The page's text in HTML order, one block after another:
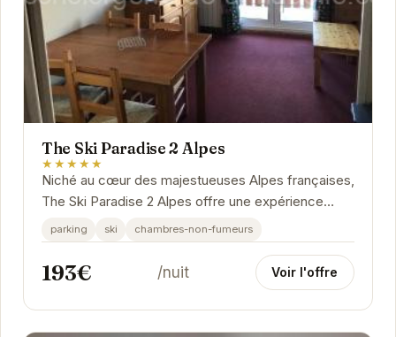
The Ski Paradise 2 Alpes
★★★★★
Niché au cœur des majestueuses Alpes françaises,
The Ski Paradise 2 Alpes offre une expérience
unique aux voyageurs en quête d'aventure et de...
parking ski chambres-non-fumeurs
193€ /nuit Voir l'offre